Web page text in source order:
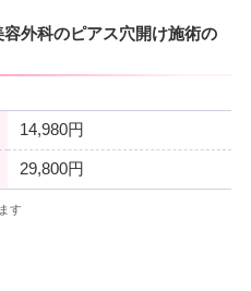
外科のピアス穴開け施術の
14,980円
29,800円
す